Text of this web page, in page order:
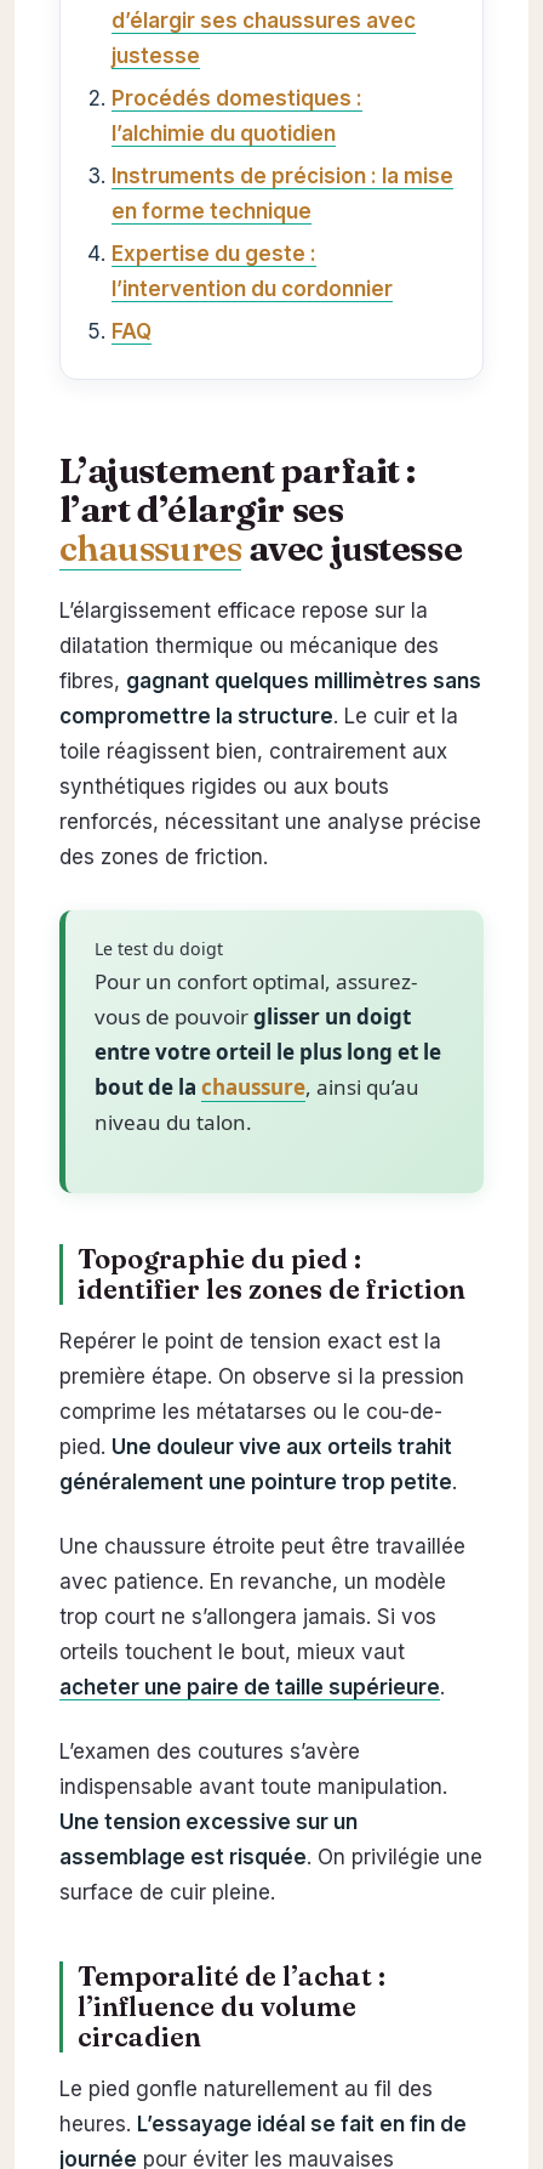
d’élargir ses chaussures avec
justesse
Procédés domestiques :
l’alchimie du quotidien
Instruments de précision : la mise
en forme technique
Expertise du geste :
l’intervention du cordonnier
FAQ
L’ajustement parfait :
l’art d’élargir ses
chaussuresavec justesse
L’élargissement efficace repose sur la
dilatation thermique ou mécanique des
fibres, gagnant quelques millimètres sans
compromettre la structure. Le cuir et la
toile réagissent bien, contrairement aux
synthétiques rigides ou aux bouts
renforcés, nécessitant une analyse précise
des zones de friction.
Le test du doigt
Pour un confort optimal, assurez-
vous de pouvoirglisser un doigt
entre votre orteil le plus long et le
bout de la chaussure, ainsi qu’au
niveau du talon.
Topographie du pied :
identifier les zones de friction
Repérer le point de tension exact est la
première étape. On observe si la pression
comprime les métatarses ou le cou-de-
pied. Une douleur vive aux orteils trahit
généralement une pointure trop petite.
Une chaussure étroite peut être travaillée
avec patience. En revanche, un modèle
trop court ne s’allongera jamais. Si vos
orteils touchent le bout, mieux vaut
acheter une paire de taille supérieure.
L’examen des coutures s’avère
indispensable avant toute manipulation.
Une tension excessive sur un
assemblage est risquée. On privilégie une
surface de cuir pleine.
Temporalité de l’achat :
l’influence du volume
circadien
Le pied gonfle naturellement au fil des
heures. L’essayage idéal se fait en fin de
journée pour éviter les mauvaises